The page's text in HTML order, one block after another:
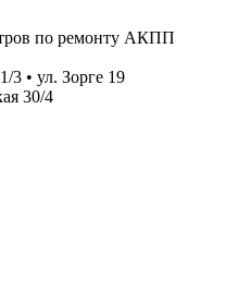
по ремонту АКПП
3 • ул. Зорге 19
30/4